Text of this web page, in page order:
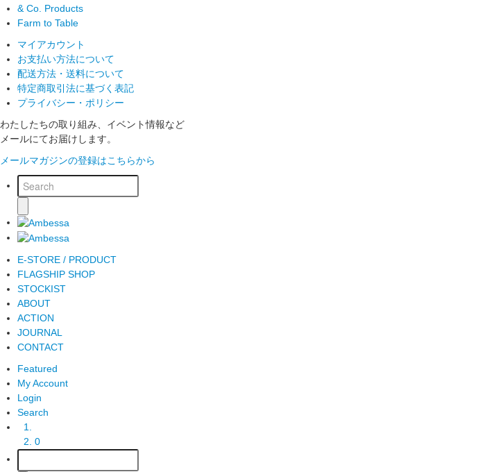
& Co. Products
Farm to Table
マイアカウント
お支払い方法について
配送方法・送料について
特定商取引法に基づく表記
プライバシー・ポリシー
わたしたちの取り組み、イベント情報など
メールにてお届けします。
メールマガジンの登録はこちらから
E-STORE / PRODUCT
FLAGSHIP SHOP
STOCKIST
ABOUT
ACTION
JOURNAL
CONTACT
Featured
My Account
Login
Search
0